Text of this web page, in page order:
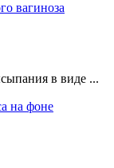
вагиноза
в виде ...
на фоне